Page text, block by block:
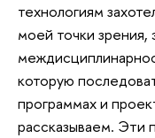
технологиям
моей точки зрения,
которую
программах и
рассказываем. Эти